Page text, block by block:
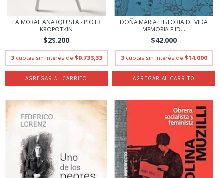
LA MORAL ANARQUISTA - PIOTR
KROPOTKIN
$29.200
3 cuotas sin interés de $9.733,33
DOÑA MARIA HISTORIA DE VIDA
MEMORIA E ID...
$42.000
3 cuotas sin interés de $14.000